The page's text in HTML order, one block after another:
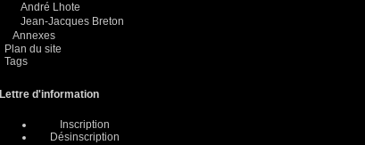
André Lhote
Jean-Jacques Breton
Annexes
Plan du site
Tags
Lettre d'information
Inscription
Désinscription